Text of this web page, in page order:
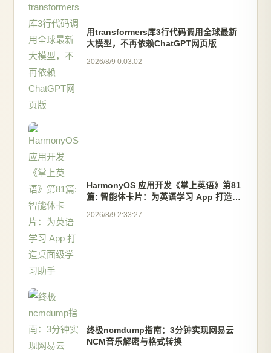
用transformers库3行代码调用全球最新
大模型，不再依赖ChatGPT网页版
2026/8/9 0:03:02
HarmonyOS 应用开发《掌上英语》第81
篇: 智能体卡片：为英语学习 App 打造桌
2026/8/9 2:33:27
终极ncmdump指南：3分钟实现网易云
NCM音乐解密与格式转换